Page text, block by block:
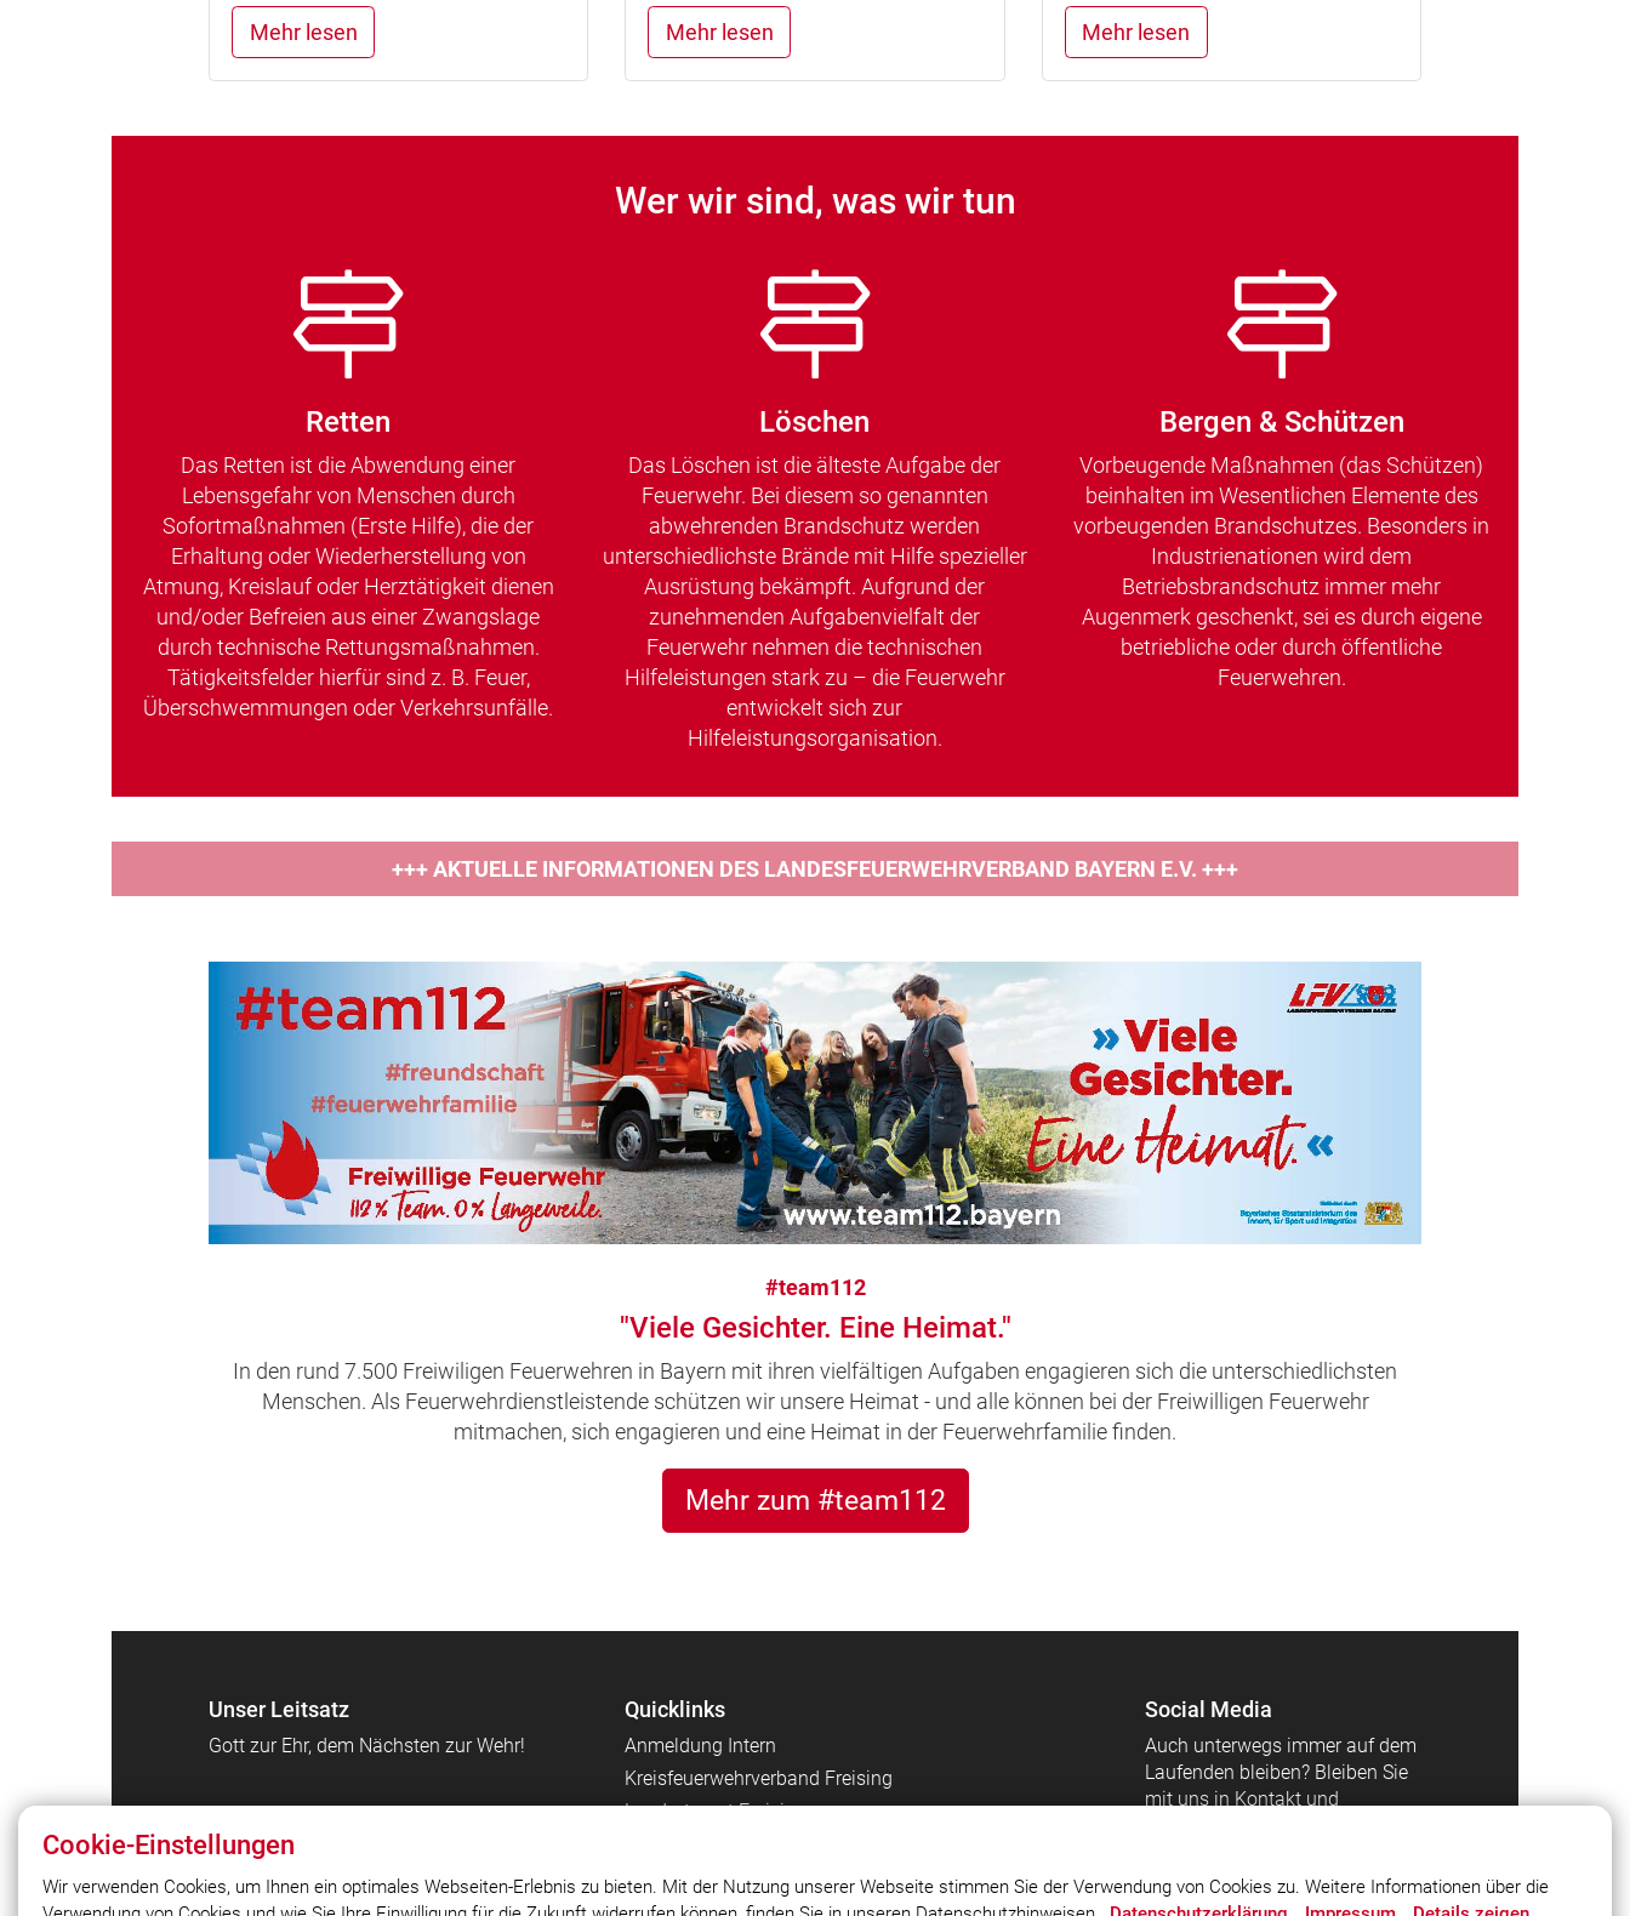
Mehr lesen Mehr lesen Mehr lesen
Wer wir sind, was wir tun
Retten
Das Retten ist die Abwendung einer
Lebensgefahr von Menschen durch
Sofortmaßnahmen (Erste Hilfe), die der
Erhaltung oder Wiederherstellung von
Atmung, Kreislauf oder Herztätigkeit dienen
und/oder Befreien aus einer Zwangslage
durch technische Rettungsmaßnahmen.
Tätigkeitsfelder hierfür sind z. B. Feuer,
Überschwemmungen oder Verkehrsunfälle.
Löschen
Das Löschen ist die älteste Aufgabe der
Feuerwehr. Bei diesem so genannten
abwehrenden Brandschutz werden
unterschiedlichste Brände mit Hilfe spezieller
Ausrüstung bekämpft. Aufgrund der
zunehmenden Aufgabenvielfalt der
Feuerwehr nehmen die technischen
Hilfeleistungen stark zu – die Feuerwehr
entwickelt sich zur
Hilfeleistungsorganisation.
Bergen & Schützen
Vorbeugende Maßnahmen (das Schützen)
beinhalten im Wesentlichen Elemente des
vorbeugenden Brandschutzes. Besonders in
Industrienationen wird dem
Betriebsbrandschutz immer mehr
Augenmerk geschenkt, sei es durch eigene
betriebliche oder durch öffentliche
Feuerwehren.
+++ AKTUELLE INFORMATIONEN DES LANDESFEUERWEHRVERBAND BAYERN E.V. +++
#team112
"Viele Gesichter. Eine Heimat."
In den rund 7.500 Freiwiligen Feuerwehren in Bayern mit ihren vielfältigen Aufgaben engagieren sich die unterschiedlichsten
Menschen. Als Feuerwehrdienstleistende schützen wir unsere Heimat - und alle können bei der Freiwilligen Feuerwehr
mitmachen, sich engagieren und eine Heimat in der Feuerwehrfamilie finden.
Mehr zum #team112
Unser Leitsatz
Gott zur Ehr, dem Nächsten zur Wehr!
Quicklinks
Anmeldung Intern
Kreisfeuerwehrverband Freising
Landratsamt Freising
Hochwassernachrichtendienst Bayern - Pegel Abens
Social Media
Auch unterwegs immer auf dem
Laufenden bleiben? Bleiben Sie
mit uns in Kontakt und
Cookie-Einstellungen
Wir verwenden Cookies, um Ihnen ein optimales Webseiten-Erlebnis zu bieten. Mit der Nutzung unserer Webseite stimmen Sie der Verwendung von Cookies zu. Weitere Informationen über die